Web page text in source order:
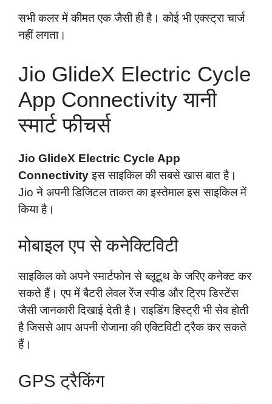
सभी कलर में कीमत एक जैसी ही है। कोई भी एक्स्ट्रा चार्ज
नहीं लगता।
Jio GlideX Electric Cycle
App Connectivity यानी
स्मार्ट फीचर्स
Jio GlideX Electric Cycle App
Connectivityइस साइकिल की सबसे खास बात है।
Jio ने अपनी डिजिटल ताकत का इस्तेमाल इस साइकिल में
किया है।
मोबाइल एप से कनेक्टिविटी
साइकिल को अपने स्मार्टफोन से ब्लूटूथ के जरिए कनेक्ट कर
सकते हैं। एप में बैटरी लेवल रेंज स्पीड और ट्रिप डिस्टेंस
जैसी जानकारी दिखाई देती है। राइडिंग हिस्ट्री भी सेव होती
है जिससे आप अपनी रोजाना की एक्टिविटी ट्रैक कर सकते
हैं।
GPS ट्रैकिंग